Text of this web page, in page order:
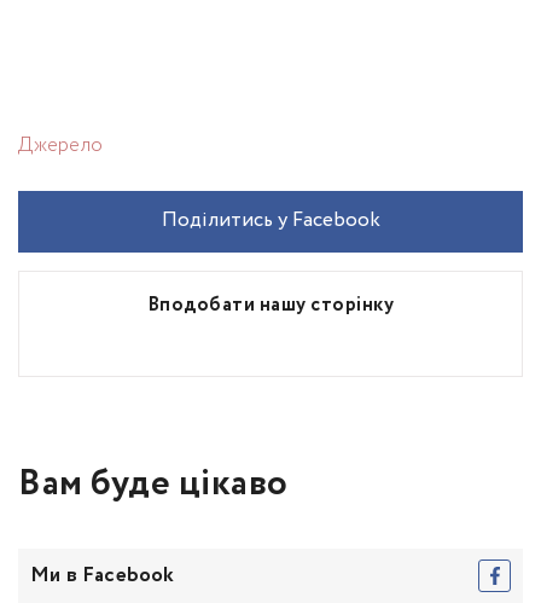
Джерело
Вподобати нашу сторінку
Поділитись у Facebook
Вам буде цікаво
Ми в Facebook